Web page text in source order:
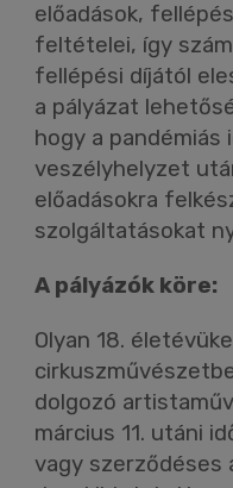
előadások,
feltételei, így
fellépési díjától
a pályázat
hogy a pandémiás
veszélyhelyzet
előadásokra
szolgáltatásokat
A pályázók köre:
Olyan 18.
dolgozó
március 11. utáni
vagy szerződéses